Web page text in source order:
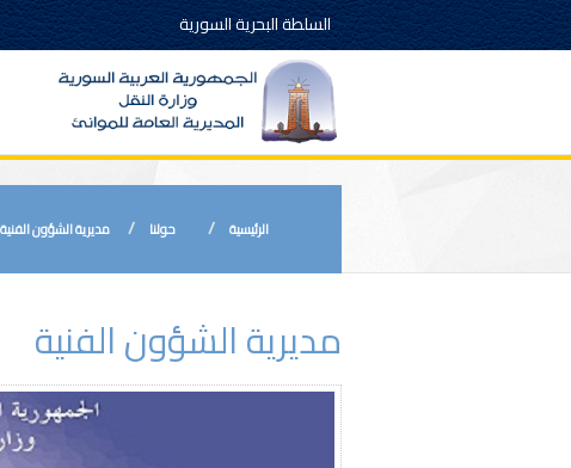
السلطة البحرية السورية
الرئيسية حولنا مديرية الشؤون الفنية
مديرية الشؤون الفنية